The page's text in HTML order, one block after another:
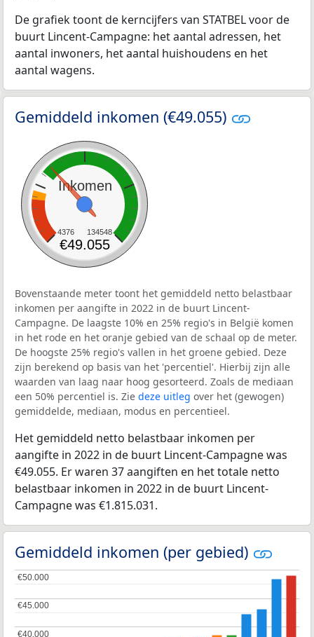
De grafiek toont de kerncijfers van STATBEL voor de
buurt Lincent-Campagne: het aantal adressen, het
aantal inwoners, het aantal huishoudens en het
aantal wagens.
Gemiddeld inkomen (€49.055)
Inkomen
4376 134548
€49.055
Bovenstaande meter toont het gemiddeld netto belastbaar
inkomen per aangifte in 2022 in de buurt Lincent-
Campagne. De laagste 10% en 25% regio's in België komen
in het rode en het oranje gebied van de schaal op de meter.
De hoogste 25% regio's vallen in het groene gebied. Deze
zijn berekend op basis van het 'percentiel'. Hierbij zijn alle
waarden van laag naar hoog gesorteerd. Zoals de mediaan
een 50% percentiel is. Zie deze uitleg over het (gewogen)
gemiddelde, mediaan, modus en percentieel.
Het gemiddeld netto belastbaar inkomen per
aangifte in 2022 in de buurt Lincent-Campagne was
€49.055. Er waren 37 aangiften en het totale netto
belastbaar inkomen in 2022 in de buurt Lincent-
Campagne was €1.815.031.
Gemiddeld inkomen (per gebied)
€40.000
€40.000
€45.000
€45.000
€50.000
€50.000